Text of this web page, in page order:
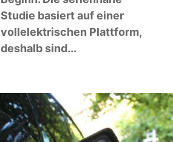
Studie basiert auf einer
vollelektrischen Plattform,
deshalb sind...